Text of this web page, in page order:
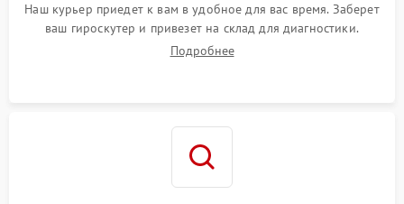
Наш курьер приедет к вам в удобное для вас время. Заберет
ваш гироскутер и привезет на склад для диагностики.
Подробнее